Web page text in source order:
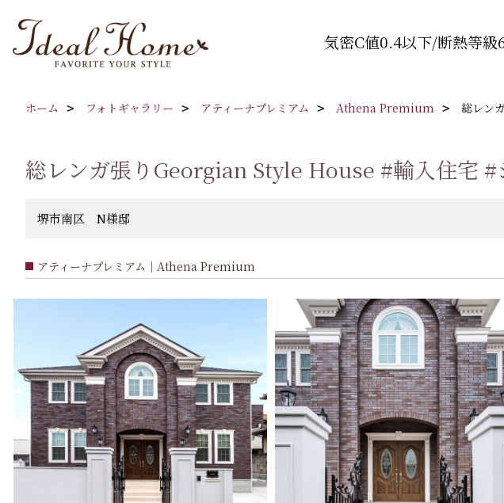
気密C値0.4以下/断熱等
ホーム フォトギャラリー アティーナプレミアム Athena Premium 総レン
総レンガ張りGeorgian Style House #輸入住宅
堺市南区 N様邸
アティーナプレミアム｜Athena Premium